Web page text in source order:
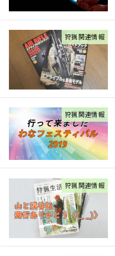
狩猟関連情報
狩猟関連情報
狩猟関連情報